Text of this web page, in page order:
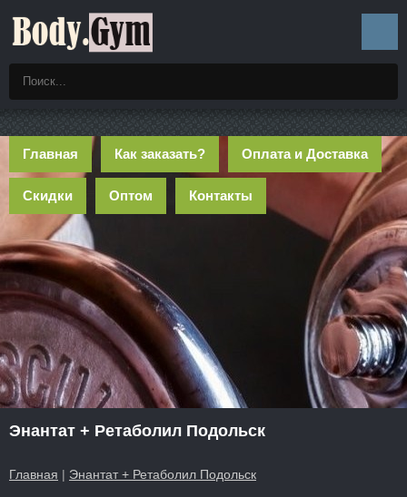
Главная Как заказать? Оплата и Доставка
Скидки Оптом Контакты
Энантат + Ретаболил Подольск
Главная | Энантат + Ретаболил Подольск